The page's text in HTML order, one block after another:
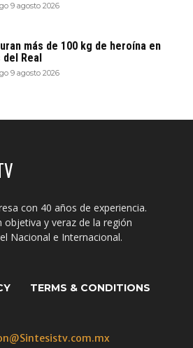
9 agosto 2026
más de 100 kg de heroína en
del Real
9 agosto 2026
con 40 años de experiencia.
y veraz de la región
Nacional e Internacional.
TERMS & CONDITIONS